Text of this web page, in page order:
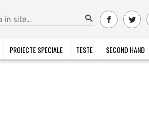
PROIECTE SPECIALE TESTE SECOND HAND